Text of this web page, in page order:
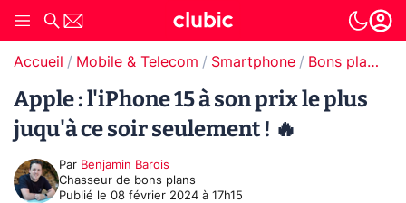
Accueil Mobile & Telecom Smartphone Bons plans Smartphones
Apple : l'iPhone 15 à son prix le plus
juqu'à ce soir seulement ! 🔥
Par Benjamin Barois
Chasseur de bons plans
Publié le 08 février 2024 à 17h15